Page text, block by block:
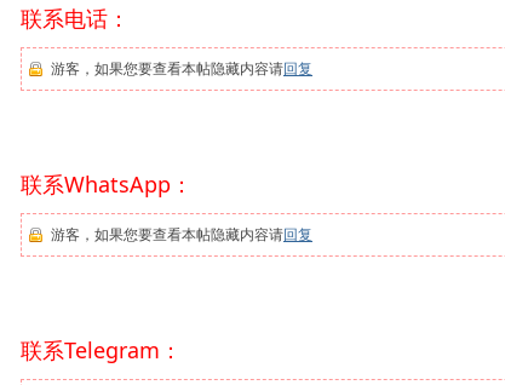
联系电话：
游客，如果您要查看本帖隐藏内容请回复
联系WhatsApp：
游客，如果您要查看本帖隐藏内容请回复
联系Telegram：